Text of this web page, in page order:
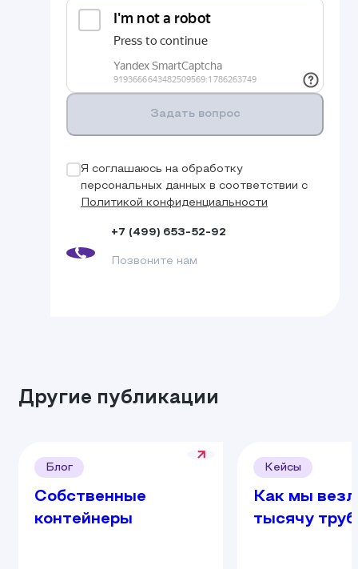
Задать вопрос
Я соглашаюсь на обработку
персональных данных в соответствии с
Политикой конфиденциальности
+7 (499) 653-52-92
Позвоните нам
Другие публикации
Собственные
контейнеры
Блог
Как мы
тысячу труб
Кейсы